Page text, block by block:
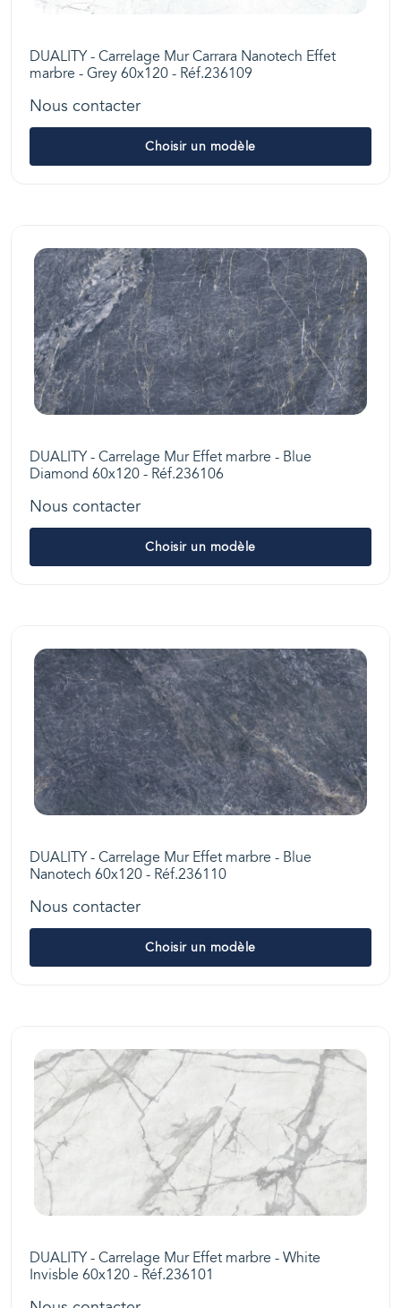
DUALITY - Carrelage Mur Carrara Nanotech Effet
marbre - Grey 60x120 - Réf.236109
Nous contacter
Choisir un modèle
DUALITY - Carrelage Mur Effet marbre - Blue
Diamond 60x120 - Réf.236106
Nous contacter
Choisir un modèle
DUALITY - Carrelage Mur Effet marbre - Blue
Nanotech 60x120 - Réf.236110
Nous contacter
Choisir un modèle
DUALITY - Carrelage Mur Effet marbre - White
Invisble 60x120 - Réf.236101